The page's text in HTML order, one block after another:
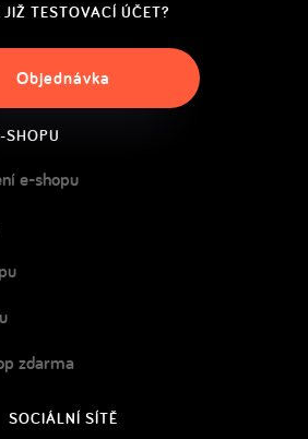
JIŽ TESTOVACÍ ÚČET?
Objednávka
SHOPU
e-shopu
zdarma
SOCIÁLNÍ SÍTĚ